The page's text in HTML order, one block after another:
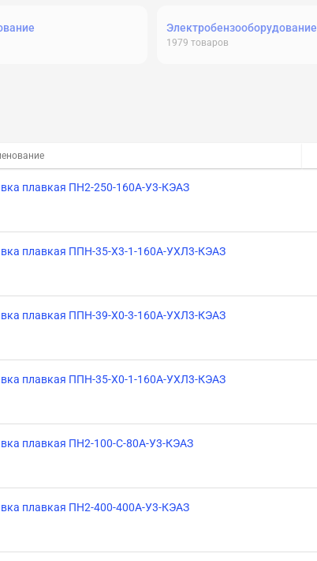
Электробензооборудование
1979 товаров
плавкая ПН2-250-160А-У3-КЭАЗ
плавкая ППН-35-X3-1-160А-УХЛ3-КЭАЗ
плавкая ППН-39-X0-3-160А-УХЛ3-КЭАЗ
плавкая ППН-35-X0-1-160А-УХЛ3-КЭАЗ
плавкая ПН2-100-С-80А-У3-КЭАЗ
плавкая ПН2-400-400А-У3-КЭАЗ